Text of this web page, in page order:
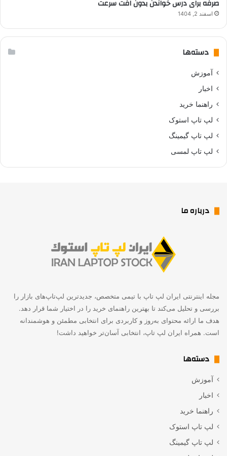
صرفه برای درس خواندن بدون افت سرعت
اسفند 2, 1404
دسته‌ها
آموزش
اخبار
راهنما خرید
لپ تاپ استوک
لپ تاپ گیمینگ
لپ تاپ لمسی
درباره ما
مجله اینترنتی ایران لپ تاپ با تیمی متخصص، جدیدترین لپ‌تاپ‌های بازار را
بررسی و تحلیل می‌کند تا بهترین راهنمای خرید را در اختیار شما قرار دهد.
هدف ما ارائه محتوای به‌روز و کاربردی برای انتخابی مطمئن و هوشمندانه
است. همراه ایران لپ تاپ، انتخابی آسان‌تر خواهید داشت!
دسته‌ها
آموزش
اخبار
راهنما خرید
لپ تاپ استوک
لپ تاپ گیمینگ